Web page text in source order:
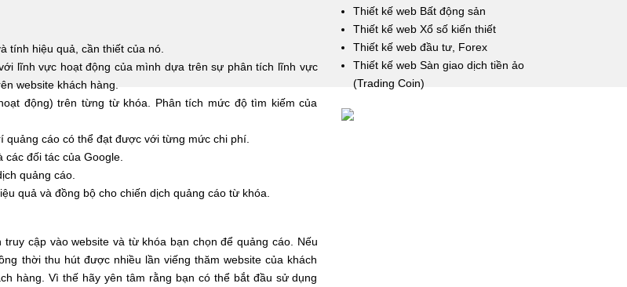
tính hiệu quả, cần thiết của nó.
lĩnh vực hoạt động của mình dựa trên sự phân tích lĩnh vực
website khách hàng.
động) trên từng từ khóa. Phân tích mức độ tìm kiếm của
cáo có thể đạt được với từng mức chi phí.
đối tác của Google.
quảng cáo.
quả và đồng bộ cho chiến dịch quảng cáo từ khóa.
cập vào website và từ khóa bạn chọn để quảng cáo. Nếu
thời thu hút được nhiều lần viếng thăm website của khách
hàng. Vì thế hãy yên tâm rằng bạn có thể bắt đầu sử dụng
Thiết kế web Bất động sản
Thiết kế web Xổ số kiến thiết
Thiết kế web đầu tư, Forex
Thiết kế web Sàn giao dịch tiền ảo
(Trading Coin)